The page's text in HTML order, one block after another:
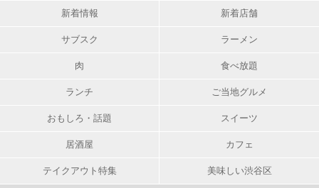
新着情報 新着店舗
サブスク ラーメン
肉 食べ放題
ランチ ご当地グルメ
おもしろ・話題 スイーツ
居酒屋 カフェ
テイクアウト特集 美味しい渋谷区